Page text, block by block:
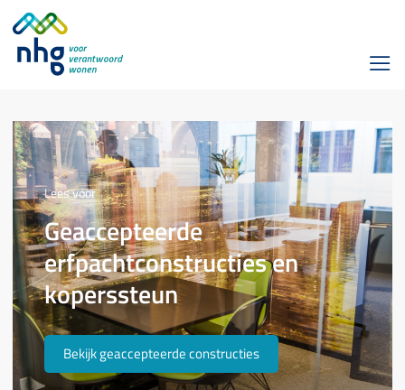
Lees voor
Geaccepteerde
erfpachtconstructies en
koperssteun
Bekijk geaccepteerde constructies